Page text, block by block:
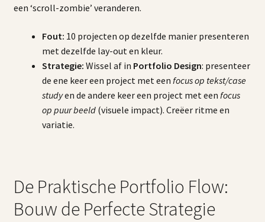
een ‘scroll-zombie’ veranderen.
Fout: 10 projecten op dezelfde manier presenteren
met dezelfde lay-out en kleur.
Strategie: Wissel af in Portfolio Design: presenteer
de ene keer een project met een focus op tekst/case
studyen de andere keer een project met een focus
op puur beeld(visuele impact). Creëer ritme en
variatie.
De Praktische Portfolio Flow:
Bouw de Perfecte Strategie